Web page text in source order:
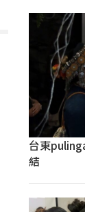
台東
結